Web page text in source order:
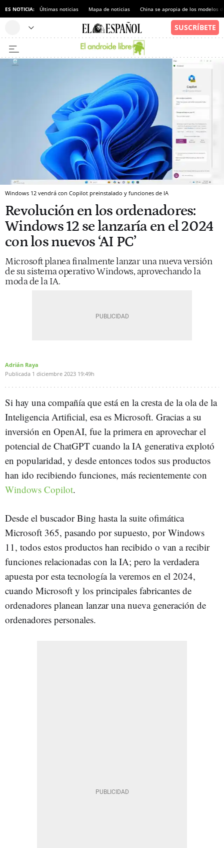
ES NOTICIA: Últimas noticias Mapa de noticias China se apropia de los modelos
Windows 12 vendrá con Copilot preinstalado y funciones de IA
Revolución en los ordenadores:
Windows 12 se lanzaría en el 2024
con los nuevos ‘AI PC’
Microsoft planea finalmente lanzar una nueva versión
de su sistema operativo Windows, aprovechando la
moda de la IA.
Adrián Raya
Publicada 1 diciembre 2023 19:49h
Si hay una compañía que está en la cresta de la ola de la
Inteligencia Artificial, esa es Microsoft. Gracias a su
inversión en OpenAI, fue la primera en aprovechar el
potencial de ChatGPT cuando la IA generativa explotó
en popularidad, y desde entonces todos sus productos
han ido recibiendo funciones, más recientemente con
Windows Copilot.
Desde el buscador Bing hasta la suite ofimática
Microsoft 365, pasando por supuesto, por Windows
11, todos estos productos han recibido o van a recibir
funciones relacionadas con la IA; pero la verdadera
apuesta por esta tecnología la veremos en el 2024,
cuando Microsoft y los principales fabricantes de
ordenadores planean lanzar una nueva generación de
ordenadores personales.